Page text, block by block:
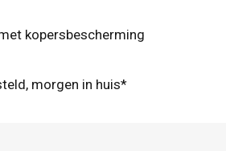
kopersbescherming
morgen in huis*